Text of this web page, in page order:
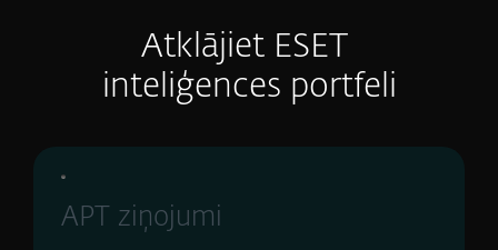
Atklājiet ESET
inteliģences portfeli
APT ziņojumi